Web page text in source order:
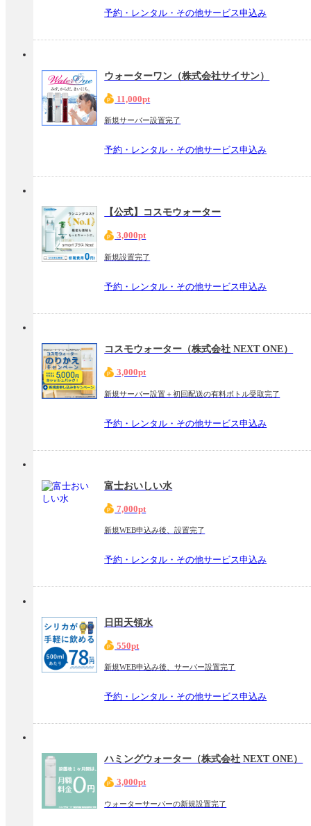
予約・レンタル・その他サービス申込み
ウォーターワン（株式会社サイサン）
11,000pt
新規サーバー設置完了
予約・レンタル・その他サービス申込み
【公式】コスモウォーター
3,000pt
新規設置完了
予約・レンタル・その他サービス申込み
コスモウォーター（株式会社 NEXT ONE）
3,000pt
新規サーバー設置＋初回配送の有料ボトル受取完了
予約・レンタル・その他サービス申込み
富士おいしい水
7,000pt
新規WEB申込み後、設置完了
予約・レンタル・その他サービス申込み
日田天領水
550pt
新規WEB申込み後、サーバー設置完了
予約・レンタル・その他サービス申込み
ハミングウォーター（株式会社 NEXT ONE）
3,000pt
ウォーターサーバーの新規設置完了